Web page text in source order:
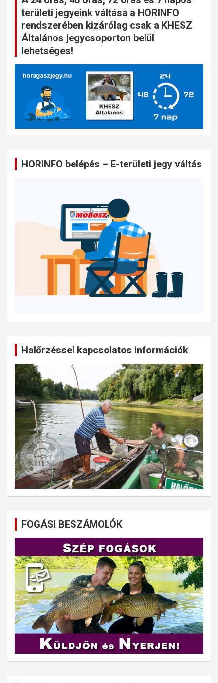
területi jegyeink váltása a HORINFO
rendszerében kizárólag csak a KHESZ
Általános jegycsoporton belül
lehetséges!
HORINFO belépés – E-területi jegy váltás
Halőrzéssel kapcsolatos információk
FOGÁSI BESZÁMOLÓK